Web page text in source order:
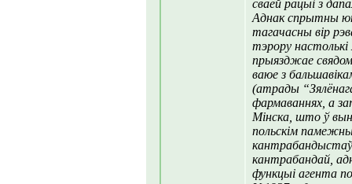
сваёй рацыі з
Аднак спрытны
тагачасны вір
тэрору настолькі
прыязджае
ваюе з
(атрады
фармаваннях, а
Мінска, што ў
польскім
кантрабандай,
функцыі агента